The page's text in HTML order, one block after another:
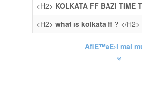
<H2> KOLKATA FF BAZI TIME
<H2> what is kolkata ff ? </H2>
AfiÈ™aÈ›i mai